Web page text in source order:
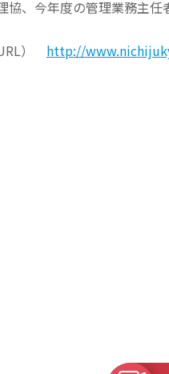
、今年度の管理業務主任
） http://